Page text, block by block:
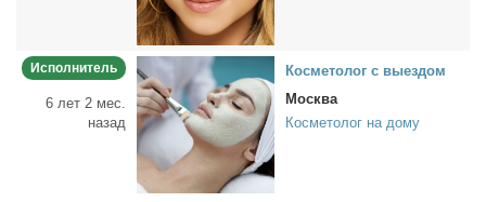
Исполнитель
6 лет 2 мес.
назад
Кос­ме­то­лог с вы­ез­дом
Москва
Косметолог на дому